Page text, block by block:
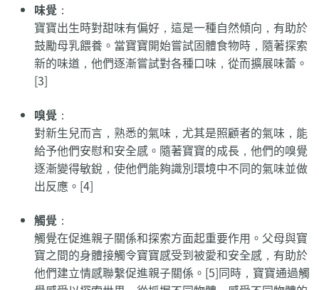
味覺 ：
寶寶出生時對甜味有偏好，這是一種自然傾向，有助於
鼓勵母乳餵養。當寶寶開始嘗試固體食物時，隨著探索
新的味道，他們逐漸嘗試對各種口味，從而擴展味蕾。
[3]
嗅覺 ：
對新生兒而言，熟悉的氣味，尤其是照顧者的氣味，能
給予他們安慰和安全感。隨著寶寶的成長，他們的嗅覺
逐漸變得敏銳，使他們能夠識別環境中不同的氣味並做
出反應。[4]
觸覺 ：
觸覺在促進親子關係和探索方面起重要作用。父母與寶
寶之間的身體接觸令寶寶感受到被愛和安全感，有助於
他們建立情感聯繫促進親子關係。[5]同時，寶寶通過觸